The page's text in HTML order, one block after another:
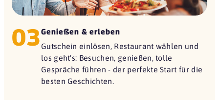
03Genießen & erleben
Gutschein einlösen, Restaurant wählen und
los geht's: Besuchen, genießen, tolle
Gespräche führen - der perfekte Start für die
besten Geschichten.